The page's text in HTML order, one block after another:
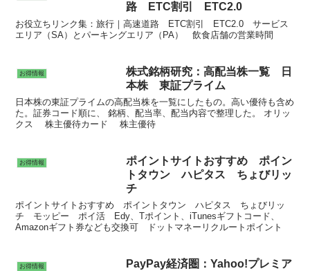
路 ETC割引 ETC2.0
お役立ちリンク集：旅行｜高速道路 ETC割引 ETC2.0 サービス
エリア（SA）とパーキングエリア（PA） 飲食店舗の営業時間
お得情報
株式銘柄研究：高配当株一覧 日
本株 東証プライム
日本株の東証プライムの高配当株を一覧にしたもの。高い優待も含め
た。証券コード順に、 銘柄、配当率、配当内容で整理した。 オリッ
クス 株主優待カード 株主優待
お得情報
ポイントサイトおすすめ ポイン
トタウン ハピタス ちょびリッ
チ
ポイントサイトおすすめ ポイントタウン ハピタス ちょびリッ
チ モッピー ポイ活 Edy、Tポイント、iTunesギフトコード、
Amazonギフト券なども交換可 ドットマネーリクルートポイント
お得情報
PayPay経済圏：Yahoo!プレミア